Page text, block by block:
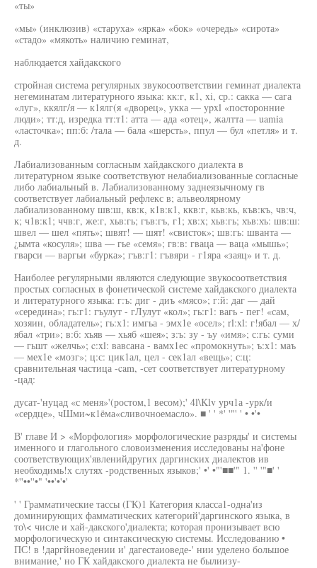
«ты»
«мы» (инклюзив) «старуха» «ярка» «бок» «очередь» «сирота»
«стадо» «мякоть» наличию геминат,
наблюдается хайдакского
стройная система регулярных звукосоответствии геминат диалекта
негеминатам литературного языка: кк:г, к1, xi, ср.: сакка — сага
«луг», ккялг/я — к1ялг(я «дворец», укка — ypxl «посторонние
люди»; тт:д, изредка тт:т1: атта — ада «отец», жалтта — uamia
«ласточка»; пп:б: /тала — бала «шерсть», ппул — бул «петля» и т.
д.
Лабиализованным согласным хайдакского диалекта в
литературном языке соответствуют нелабиализованные согласные
либо лабиальный в. Лабиализованному заднеязычному гв
соответствует лабиальный рефлекс в; альвеолярному
лабиализованному шв:ш, кв:к, к1в:к1, ккв:г, кьв:кь, къв:къ, чв:ч,
к; ч1в:к1; ччв:г, же:г, хьв:гь; гъв:гъ, г1; хв:х; хьв:гь; хъв:хъ: шв:ш:
швел — шел «пять»; швят! — шят! «свисток»; шв:гь: шванта —
¿ымта «косуля»; шва — гье «семя»; гв:в: гваца — ваца «мышь»;
гварси — варгьи «бурка»; гъв:г1: гъвяри - г1яра «заяц» и т. д.
Наиболее регулярными являются следующие звукосоответствия
простых согласных в фонетической системе хайдакского диалекта
и литературного языка: г:ъ: диг - диъ «мясо»; г:й: даг — дай
«середина»; гь:г1: гъулут - гЛулут «кол»; гь:г1: вагь - пег! «сам,
хозяин, обладатель»; гь:х1: имгьа - эмх1е «осел»; rl:xl: г!ябал — х/
ябал «три»; в:б: хъяв — хьяб «шея»; з:ъ: зу - ъу «имя»; с:гь: суми
— гьшт «желчь»; c:xl: вавсана - вамх1ес «промокнуть»; ъ:х1: маъ
— мех1е «мозг»; ц:с: цик1ал, цел - сек1ал «вещь»; с:ц:
сравнительная частица -cam, -сет соответствует литературному
-цад:
дусат-'нуцад «с меня»'(ростом,1 весом);' 4l\Klv урч1а -урк/и
«сердце», чШми~к1ёма«сливочноемасло». ■ ' ' *' '"' ' • •'•
В' главе И > «Морфология» морфологические разряды' и системы
именного и глагольного словоизменения исследованы на'фоне
соответствующих'явленийдругих даргинских диалектов ив
необходимь!х слутях -родственных языков;' •' •"'■■'" 1. '' '"■' '
*''••''•" '••'•'•'
' ' Грамматические тассы (ГК)1 Категория класса1-одна'из
доминирующих фамматических категорий'даргинского языка, в
то\< числе и хай-дакского'диалекта; которая пронизывает всю
морфологическую и синтаксическую системы. Исследованию •
ПС! в !даргйноведении и' дагестаиоведе-' нии уделено большое
внимание,' но ГК хайдакского диалекта не былиизу-